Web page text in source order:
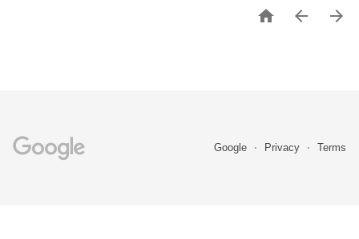
  
Google Privacy Terms